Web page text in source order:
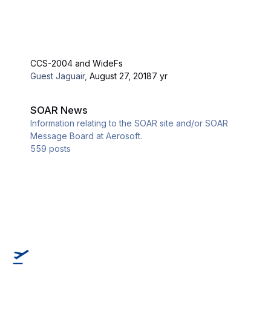
CCS-2004 and WideFs
Guest Jaguair,August 27, 20187 yr
SOAR News
Information relating to the SOAR site and/or SOAR
Message Board at Aerosoft.
559 posts